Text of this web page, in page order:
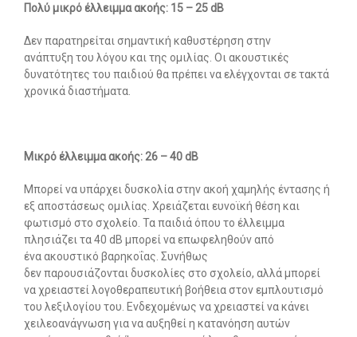
Πολύ μικρό έλλειμμα ακοής: 15 – 25 dB
Δεν παρατηρείται σημαντική καθυστέρηση στην
ανάπτυξη του λόγου και της ομιλίας. Οι ακουστικές
δυνατότητες του παιδιού θα πρέπει να ελέγχονται σε τακτά
χρονικά διαστήματα.
Μικρό έλλειμμα ακοής: 26 – 40 dB
Μπορεί να υπάρχει δυσκολία στην ακοή χαμηλής έντασης ή
εξ αποστάσεως ομιλίας. Χρειάζεται ευνοϊκή θέση και
φωτισμό στο σχολείο. Τα παιδιά όπου το έλλειμμα
πλησιάζει τα 40 dB μπορεί να επωφεληθούν από
ένα ακουστικό βαρηκοΐας. Συνήθως
δεν παρουσιάζονται δυσκολίες στο σχολείο, αλλά μπορεί
να χρειαστεί λογοθεραπευτική βοήθεια στον εμπλουτισμό
του λεξιλογίου του. Ενδεχομένως να χρειαστεί να κάνει
χειλεοανάγνωση για να αυξηθεί η κατανόηση αυτών